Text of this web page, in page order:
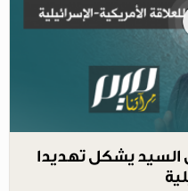
يشكل تهديدا